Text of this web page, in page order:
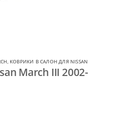
КОВРИКИ В САЛОН ДЛЯ NISSAN
March III 2002-